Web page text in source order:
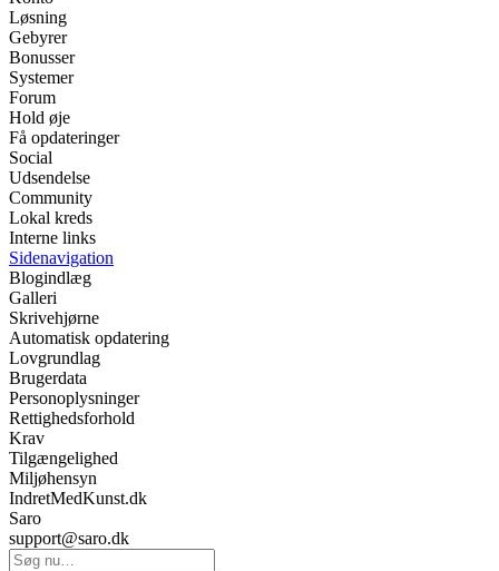
Løsning
Gebyrer
Bonusser
Systemer
Forum
Hold øje
Få opdateringer
Social
Udsendelse
Community
Lokal kreds
Interne links
Sidenavigation
Blogindlæg
Galleri
Skrivehjørne
Automatisk opdatering
Lovgrundlag
Brugerdata
Personoplysninger
Rettighedsforhold
Krav
Tilgængelighed
Miljøhensyn
IndretMedKunst.dk
Saro
support@saro.dk